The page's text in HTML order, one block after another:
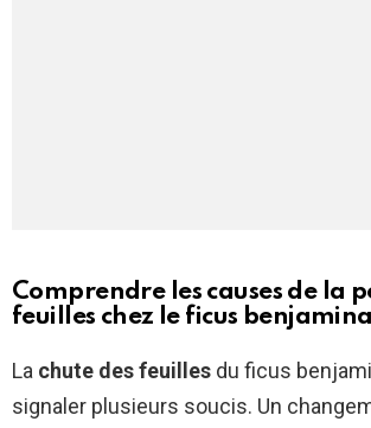
Comprendre les causes de la
feuilles chez le ficus benjamina
La chute des feuilles du ficus
signaler plusieurs soucis. Un